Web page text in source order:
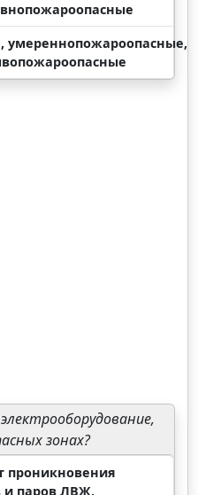
умереннопожароопасные,
зонах?
проникновения
и паров ЛВЖ,